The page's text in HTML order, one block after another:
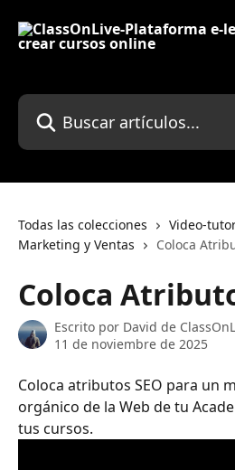
Buscar artículos...
Todas las colecciones
Video-
Marketing y Ventas
Coloca
Coloca
Escrito por David de
11 de noviembre de 2025
Coloca atributos SEO para un
orgánico de la Web de tu
tus cursos.